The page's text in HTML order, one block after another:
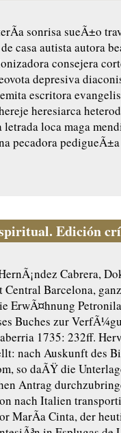
sonrisa sueÃ±o
casa autista autora
consejera
depresiva
escritora
heresiarca
loca maga
pecadora
Edición
Cabrera,
Barcelona,
ErwÃ¤hnung
Buches zur
1735: 232ff.
nach Auskunft des
so daÃŸ die
Antrag
nach Italien
MarÃ­a Cinta, der